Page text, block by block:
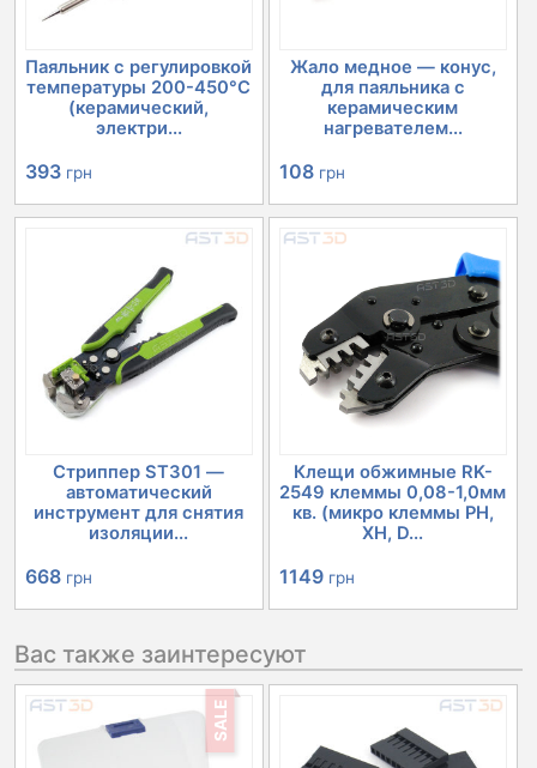
Паяльник с регулировкой
температуры 200-450°C
(керамический,
электри...
393 грн
Жало медное — конус,
для паяльника с
керамическим
нагревателем...
108 грн
Стриппер ST301 —
автоматический
инструмент для снятия
изоляции...
668 грн
Клещи обжимные RK-
2549 клеммы 0,08-1,0мм
кв. (микро клеммы PH,
XH, D...
1149 грн
Вас также заинтересуют
SALE